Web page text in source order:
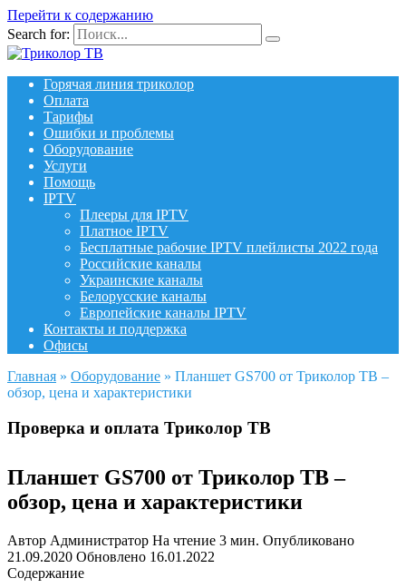
Перейти к содержанию
Search for:
Горячая линия триколор
Оплата
Тарифы
Ошибки и проблемы
Оборудование
Услуги
Помощь
IPTV
Плееры для IPTV
Платное IPTV
Бесплатные рабочие IPTV плейлисты 2022 года
Российские каналы
Украинские каналы
Белорусские каналы
Европейские каналы IPTV
Контакты и поддержка
Офисы
Главная » Оборудование » Планшет GS700 от Триколор ТВ –
обзор, цена и характеристики
Проверка и оплата Триколор ТВ
Планшет GS700 от Триколор ТВ –
обзор, цена и характеристики
Автор Администратор На чтение 3 мин. Опубликовано
21.09.2020 Обновлено 16.01.2022
Содержание